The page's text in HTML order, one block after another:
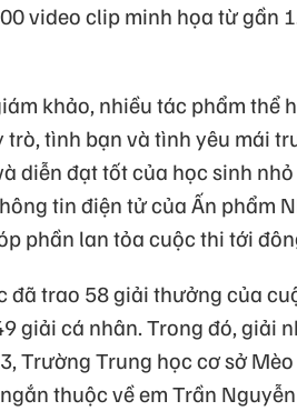
video clip minh họa từ gần
khảo, nhiều tác phẩm thể
trò, tình bạn và tình yêu mái
diễn đạt tốt của học sinh
tin điện tử của Ấn phẩm
phần lan tỏa cuộc thi tới
đã trao 58 giải thưởng của
giải cá nhân. Trong đó, giải
Trường Trung học cơ sở
thuộc về em Trần